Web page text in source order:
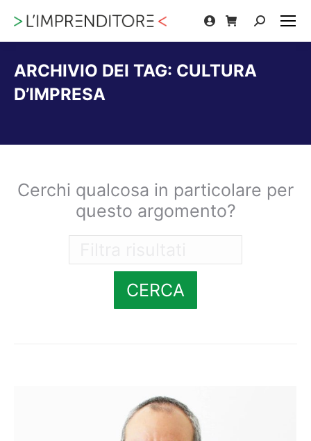
Cerca:
ARCHIVIO DEI TAG: CULTURA
D’IMPRESA
Cerchi qualcosa in particolare per
questo argomento?
CERCA